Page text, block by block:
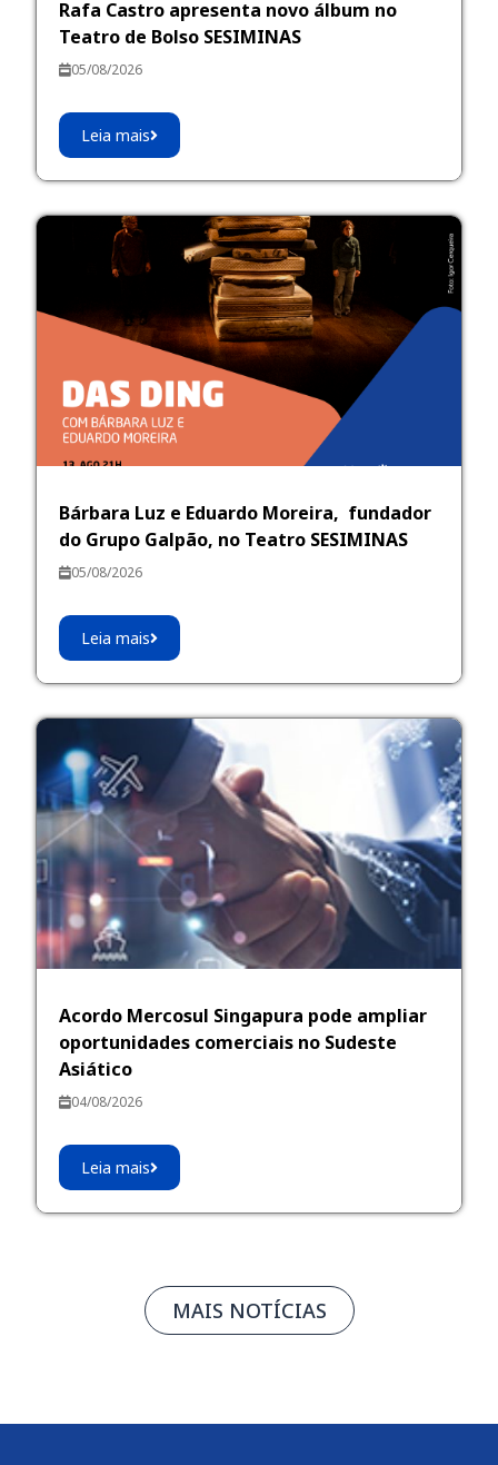
Rafa Castro apresenta novo álbum no
Teatro de Bolso SESIMINAS
05/08/2026
Leia mais
Bárbara Luz e Eduardo Moreira, fundador
do Grupo Galpão, no Teatro SESIMINAS
05/08/2026
Leia mais
Acordo Mercosul Singapura pode ampliar
oportunidades comerciais no Sudeste
Asiático
04/08/2026
Leia mais
MAIS NOTÍCIAS